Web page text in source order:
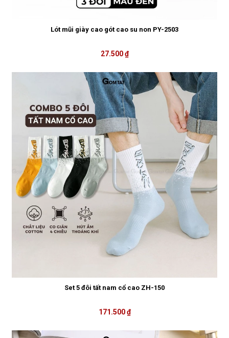
Lót mũi giày cao gót cao su non PY-2503
27.500 ₫
Set 5 đôi tất nam cổ cao ZH-150
171.500 ₫